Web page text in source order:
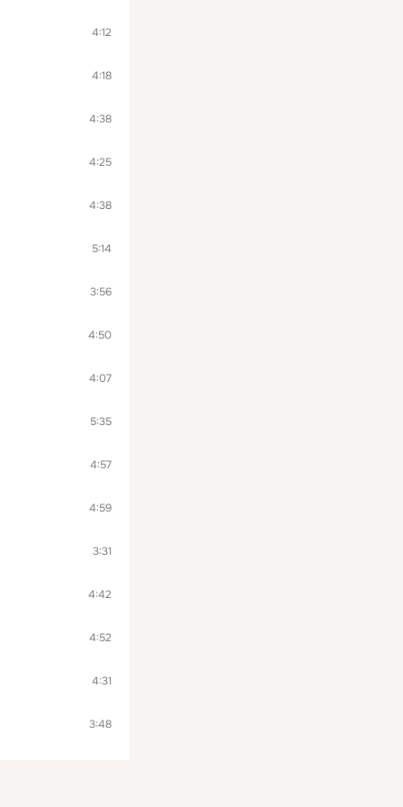
4:12
4:18
4:38
4:25
4:38
5:14
3:56
4:50
4:07
5:35
4:57
4:59
3:31
4:42
4:52
4:31
3:48